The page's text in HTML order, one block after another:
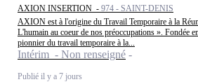
AXION INSERTION - 974 - SAINT-DENIS
AXION est à l'origine du Travail Temporaire à la
L'humain au coeur de nos préoccupations ». Fondée
pionnier du travail temporaire à la...
Intérim - Non renseigné
Publié il y a 7 jours